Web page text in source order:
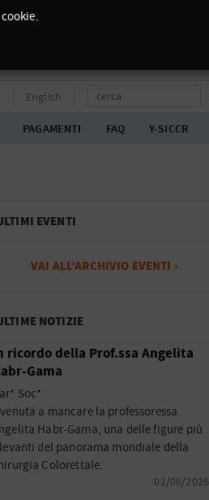
English
PAGAMENTI FAQ Y-SICCR
EVENTI
VAI ALL’ARCHIVIO EVENTI ›
NOTIZIE
ricordo della Prof.ssa Angelita
Gama
Soc*
a mancare la professoressa
Habr-Gama, una delle figure più
del panorama mondiale della
Colorettale.
01/06/2026